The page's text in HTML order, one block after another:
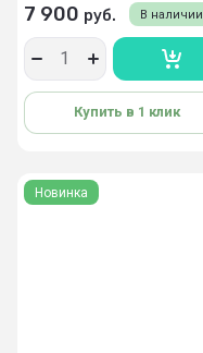
В наличии
7 900 руб.
Купить в 1 клик
Новинка